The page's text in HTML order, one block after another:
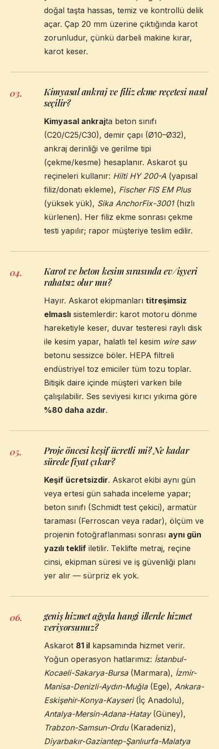
doğal taşta hassas, temiz ve kontrollü delik
açar. Çap 20 mm üzerine çıktığında karot
zorunludur, çünkü darbeli makine kırar,
karot keser.
03.
Kimyasal ankraj ve filiz ekme reçetesi nasıl
seçilir?
Kimyasal ankrajta beton sınıfı
(C20/C25/C30), demir çapı (Ø10–Ø32),
ankraj derinliği ve gerilme tipi
(çekme/kesme) hesaplanır. Askarot şu
reçineleri kullanır: Hilti HY 200-A (yapısal
filiz/donatı ekleme), Fischer FIS EM Plus
(yüksek yük), Sika AnchorFix-3001(hızlı
kürlenen). Her filiz ekme sonrası çekme
testi yapılır; rapor müşteriye teslim edilir.
04.
Karot ve beton kesim sırasında ev/işyeri
rahatsız olur mu?
Hayır. Askarot ekipmanları titreşimsiz
elmaslı sistemlerdir: karot motoru dönme
hareketiyle keser, duvar testeresi raylı disk
ile kesim yapar, halatlı tel kesim wire saw
betonu sessizce böler. HEPA filtreli
endüstriyel toz emiciler tüm tozu toplar.
Bitişik daire içinde müşteri varken bile
çalışılabilir. Ses seviyesi kırıcı yıkıma göre
%80 daha azdır.
05.
Proje öncesi keşif ücretli mi? Ne kadar
sürede fiyat çıkar?
Keşif ücretsizdir. Askarot ekibi aynı gün
veya ertesi gün sahada inceleme yapar;
beton sınıfı (Schmidt test çekici), armatür
taraması (Ferroscan veya radar), ölçüm ve
projenin fotoğraflanması sonrası aynı gün
yazılı teklif iletilir. Teklifte metraj, reçine
cinsi, ekipman süresi ve iş güvenliği planı
yer alır — sürpriz ek yok.
06.
geniş hizmet ağıyla hangi illerde hizmet
veriyorsunuz?
Askarot 81 il kapsamında hizmet verir.
Yoğun operasyon hatlarımız: İstanbul-
Kocaeli-Sakarya-Bursa(Marmara), İzmir-
Manisa-Denizli-Aydın-Muğla(Ege), Ankara-
Eskişehir-Konya-Kayseri(İç Anadolu),
Antalya-Mersin-Adana-Hatay(Güney),
Trabzon-Samsun-Ordu(Karadeniz),
Diyarbakır-Gaziantep-Şanlıurfa-Malatya